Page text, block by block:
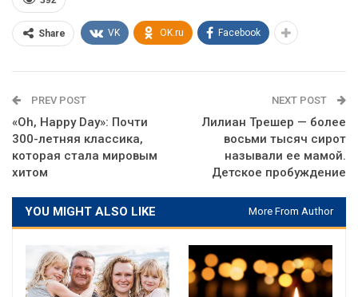
Share VK OK.ru Facebook
PREV POST
«Oh, Happy Day»: Почти
300-летняя классика,
которая стала мировым
хитом
NEXT POST
Лилиан Трешер — более
восьми тысяч сирот
называли ее мамой.
Детское пробуждение
YOU MIGHT ALSO LIKE More From Author